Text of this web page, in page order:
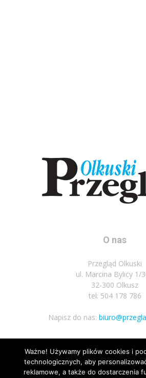
O nas
Przegląd Olkuski
ul. Marcina Bylicy 1/
32-300 Olkusz
tel: 504 178 786
Napisz do nas:
Podążaj za
Ważne! Używamy plików cookies i
technologicznych, aby
reklamowe, a także do dostarczenia